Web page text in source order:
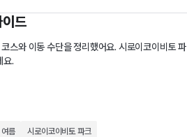
드
스와 이동 수단을 정리했어요. 시로이코이비토 파
요.
름 시로이코이비토 파크